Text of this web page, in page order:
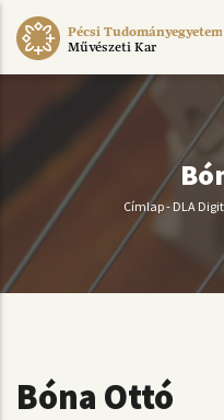
Ugrás
Pécsi Tudományegyetem
Művészeti Kar
Címlap-DLA
Bóna Ottó